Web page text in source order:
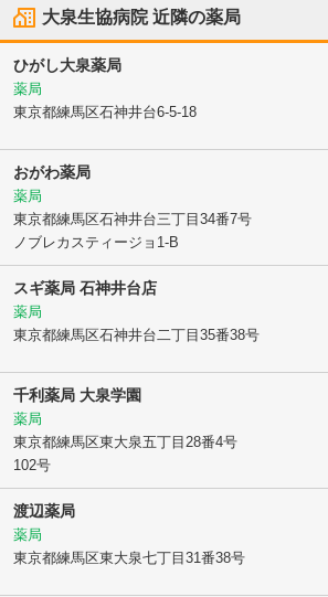
大泉生協病院近隣の薬局
ひがし大泉薬局
薬局
東京都練馬区石神井台6-5-18
おがわ薬局
薬局
東京都練馬区石神井台三丁目34番7号
ノブレカスティージョ1-B
スギ薬局 石神井台店
薬局
東京都練馬区石神井台二丁目35番38号
千利薬局 大泉学園
薬局
東京都練馬区東大泉五丁目28番4号
102号
渡辺薬局
薬局
東京都練馬区東大泉七丁目31番38号